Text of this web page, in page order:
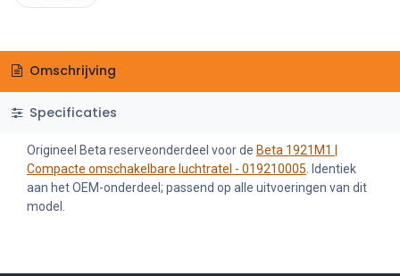
Omschrijving
Specificaties
Origineel Beta reserveonderdeel voor de Beta 1921M1 |
Compacte omschakelbare luchtratel - 019210005 . Identiek
aan het OEM-onderdeel; passend op alle uitvoeringen van dit
model.